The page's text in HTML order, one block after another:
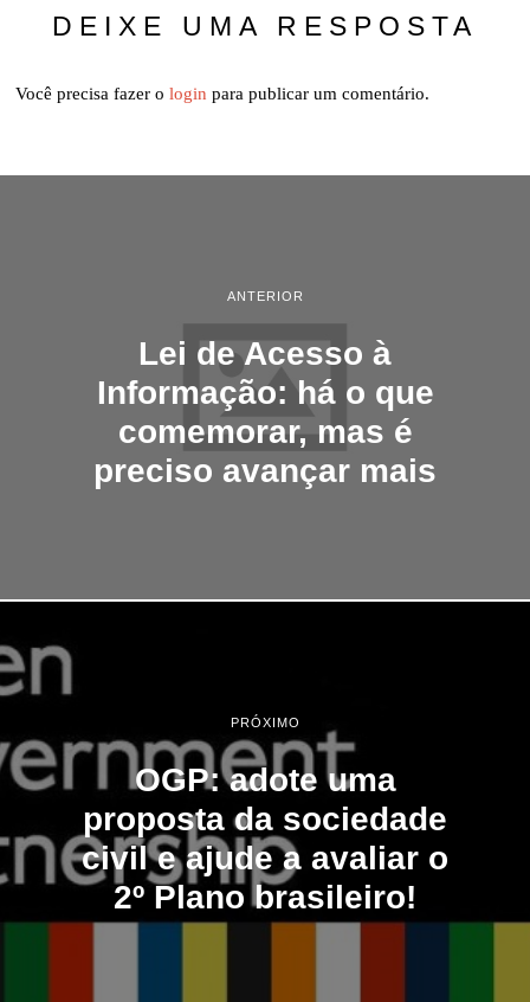
2
DEIXE UMA RESPOSTA
Você precisa fazer ologin para publicar um comentário.
ANTERIOR
Lei de Acesso à
Informação: há o que
comemorar, mas é
preciso avançar mais
PRÓXIMO
OGP: adote uma
proposta da sociedade
civil e ajude a avaliar o
2º Plano brasileiro!